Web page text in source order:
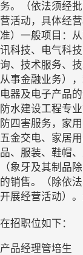
务。（依法须经
营活动，具体经
准）一般项目：
讯科技、电气科
询、技术服务、
从事金融业务）
电器及电子产品
防水建设工程专
防四害服务，家
五金交电、家居
品、服装、鞋帽
（象牙及其制品
的销售。（除依
开展经营活动）
在招职位如下：
产品经理管培生